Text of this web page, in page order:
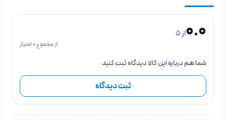
0.0از 5
از مجموع 0 امتیاز
شما هم درباره این کالا دیدگاه ثبت کنید
ثبت دیدگاه